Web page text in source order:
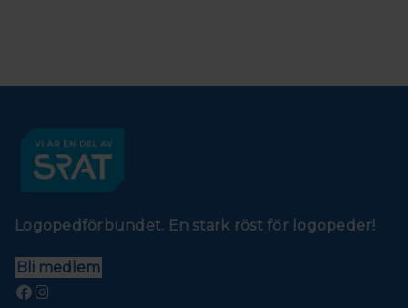
Logopedförbundet. En stark röst för logopeder!
Bli medlem